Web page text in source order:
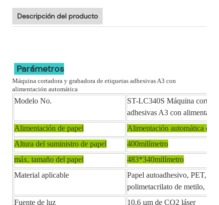
Descripción del producto
Parámetros
Máquina cortadora y grabadora de etiquetas adhesivas A3 con
alimentación automática
Modelo No.
ST-LC340S Máquina
adhesivas A3 con
Alimentación de papel
Alimentación automática de
Altura del suministro de papel
400milímetro
máx. tamaño del papel
483*340milímetro
Material aplicable
Papel autoadhesivo, PET,
polimetacrilato de metilo, etc.
Fuente de luz
10,6 µm de CO2 láser